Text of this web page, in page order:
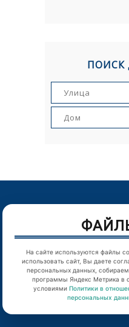
ПОИСК
Пролетарская гора,
Цитирование в
только при
Отправляя любую форму
На сайте используются файлы
использовать сайт, Вы даете
персональных данных,
программы Яндекс Метрика в
условиями Политики в
персональных